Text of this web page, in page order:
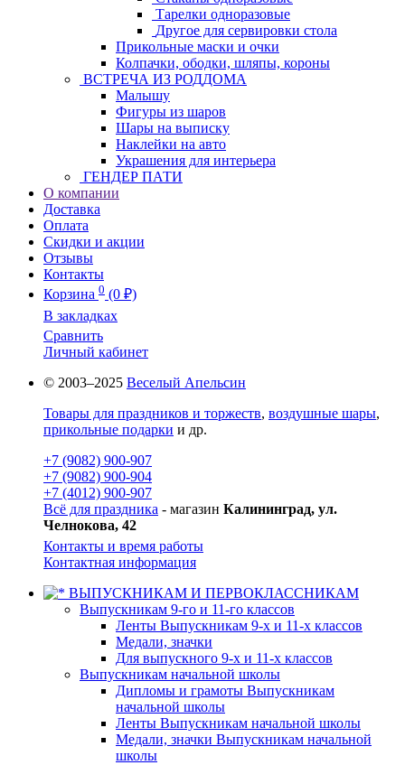
Тарелки одноразовые
Другое для сервировки стола
Прикольные маски и очки
Колпачки, ободки, шляпы, короны
ВСТРЕЧА ИЗ РОДДОМА
Малышу
Фигуры из шаров
Шары на выписку
Наклейки на авто
Украшения для интерьера
ГЕНДЕР ПАТИ
О компании
Доставка
Оплата
Скидки и акции
Отзывы
Контакты
Корзина 0 (0 ₽)
В закладках
Сравнить
Личный кабинет
© 2003–2025 Веселый Апельсин
Товары для праздников и торжеств, воздушные шары,
прикольные подарки и др.
+7 (9082) 900-907
+7 (9082) 900-904
+7 (4012) 900-907
Всё для праздника - магазин Калининград, ул.
Челнокова, 42
Контакты и время работы
Контактная информация
ВЫПУСКНИКАМ И ПЕРВОКЛАССНИКАМ
Выпускникам 9-го и 11-го классов
Ленты Выпускникам 9-х и 11-х классов
Медали, значки
Для выпускного 9-х и 11-х классов
Выпускникам начальной школы
Дипломы и грамоты Выпускникам
начальной школы
Ленты Выпускникам начальной школы
Медали, значки Выпускникам начальной
школы